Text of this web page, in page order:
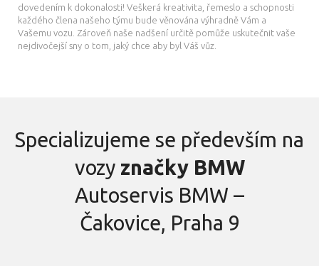
dovedením k dokonalosti! Veškerá kreativita, řemeslo a schopnosti
každého člena našeho týmu bude věnována výhradně Vám a
Vašemu vozu. Zároveň naše nadšení určitě pomůže uskutečnit vaše
nejdivočejší sny o tom, jaký chce aby byl Váš vůz.
Specializujeme se především na
vozy značky BMW
Autoservis BMW –
Čakovice, Praha 9